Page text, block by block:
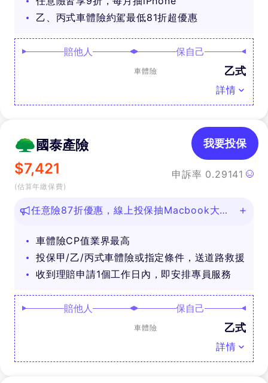
乙、丙式車體險約駕最低81折超優惠
賠他人 保自己
車體險 乙式
詳情
國泰產險
$7,421
(估算年繳保費)
申訴率 0.29141
我要投保
任意險87折優惠，線上投保抽Macbook大
車體險CP值業界最高
投保甲/乙/丙式車體險或指定條件，送道路救援
收到理賠申請1個工作日內，即安排專員服務
賠他人 保自己
車體險 乙式
詳情